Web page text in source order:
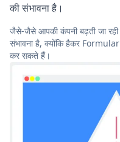
की संभावना है।
जैसे-जैसे आपकी कंपनी बढ़ती जा
संभावना है, क्योंकि हैकर Formular
कर सकते हैं।